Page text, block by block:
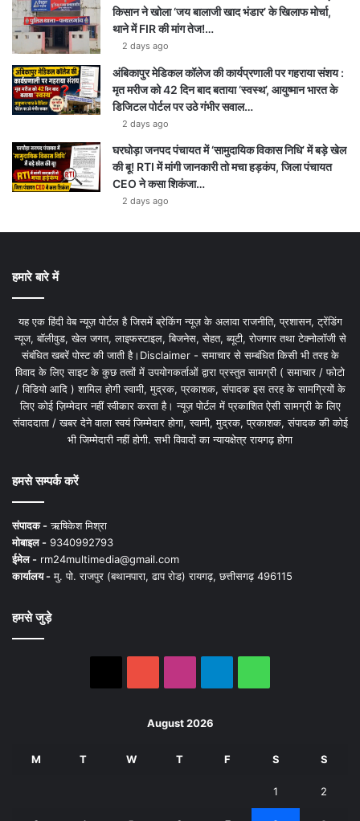
किसान ने खोला ‘जय बालाजी खाद भंडार’ के खिलाफ मोर्चा,
थाने में FIR की मांग तेज!…
2 days ago
अंबिकापुर मेडिकल कॉलेज की कार्यप्रणाली पर गहराया संशय :
मृत मरीज को 42 दिन बाद बताया ‘स्वस्थ’, आयुष्मान भारत के
डिजिटल पोर्टल पर उठे गंभीर सवाल…
2 days ago
घरघोड़ा जनपद पंचायत में ‘सामुदायिक विकास निधि’ में बड़े खेल
की बू! RTI में मांगी जानकारी तो मचा हड़कंप, जिला पंचायत
CEO ने कसा शिकंजा…
2 days ago
हमारे बारे में
यह एक हिंदी वेब न्यूज़ पोर्टल है जिसमें ब्रेकिंग न्यूज़ के अलावा राजनीति, प्रशासन, ट्रेंडिंग
न्यूज, बॉलीवुड, खेल जगत, लाइफस्टाइल, बिजनेस, सेहत, ब्यूटी, रोजगार तथा टेक्नोलॉजी से
संबंधित खबरें पोस्ट की जाती है।Disclaimer - समाचार से सम्बंधित किसी भी तरह के
विवाद के लिए साइट के कुछ तत्वों में उपयोगकर्ताओं द्वारा प्रस्तुत सामग्री ( समाचार / फोटो
/ विडियो आदि ) शामिल होगी स्वामी, मुद्रक, प्रकाशक, संपादक इस तरह के सामग्रियों के
लिए कोई ज़िम्मेदार नहीं स्वीकार करता है। न्यूज़ पोर्टल में प्रकाशित ऐसी सामग्री के लिए
संवाददाता / खबर देने वाला स्वयं जिम्मेदार होगा, स्वामी, मुद्रक, प्रकाशक, संपादक की कोई
भी जिम्मेदारी नहीं होगी. सभी विवादों का न्यायक्षेत्र रायगढ़ होगा
हमसे सम्पर्क करें
संपादक -ऋषिकेश मिश्रा
मोबाइल - 9340992793
ईमेल - rm24multimedia@gmail.com
कार्यालय -मु. पो. राजपुर (बथानपारा, ढाप रोड) रायगढ़, छत्तीसगढ़ 496115
हमसे जुड़े
August 2026
M T W T F S S
1 2